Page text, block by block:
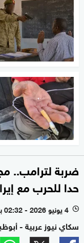
ضربة لترامب..
حدا للحرب مع
l 4 يونيو 2026 - 02:32 بتوقيت أبوظبي
سكاي نيوز عربية -